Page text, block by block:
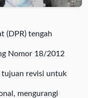
(DPR) tengah
Nomor 18/2012
tujuan revisi untuk
mengurangi